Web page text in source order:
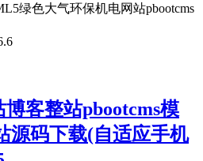
绿色大气环保机电网站pbootcms
客整站pbootcms模
源码下载(自适应手机